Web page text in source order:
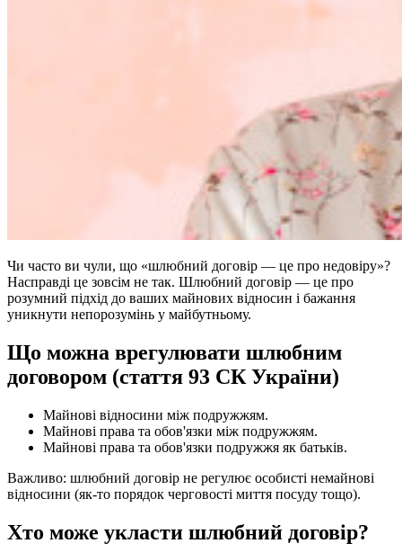
Чи часто ви чули, що «шлюбний договір — це про недовіру»?
Насправді це зовсім не так. Шлюбний договір — це про
розумний підхід до ваших майнових відносин і бажання
уникнути непорозумінь у майбутньому.
Що можна врегулювати шлюбним
договором (стаття 93 СК України)
Майнові відносини між подружжям.
Майнові права та обов'язки між подружжям.
Майнові права та обов'язки подружжя як батьків.
Важливо: шлюбний договір не регулює особисті немайнові
відносини (як-то порядок черговості миття посуду тощо).
Хто може укласти шлюбний договір?